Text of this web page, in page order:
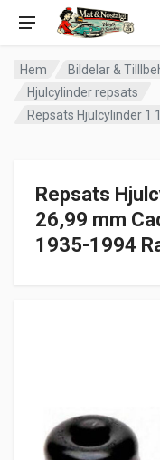
Hem Bildelar &
Hjulcylinder repsats
Repsats
26,99 mm
1935-1994